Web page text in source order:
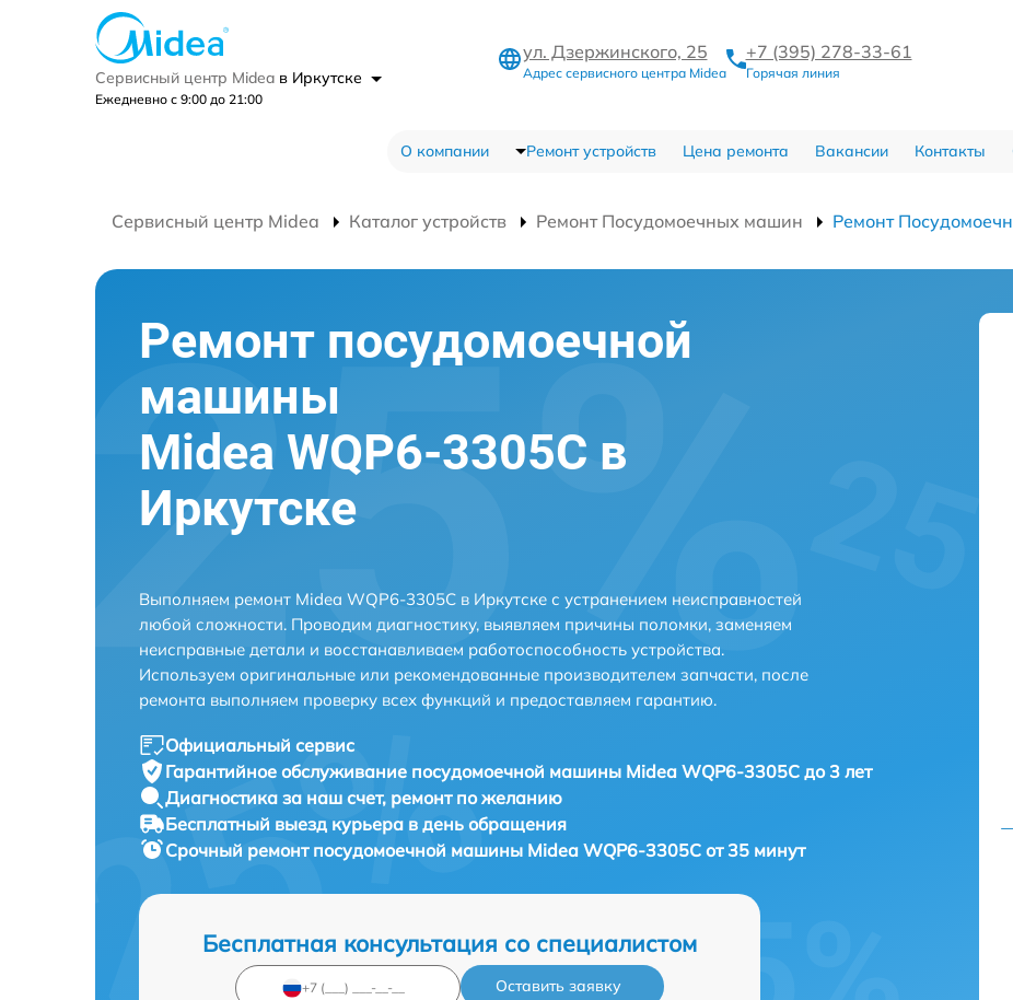
Сервисный центр Midea в Иркутске
Ежедневно с 9:00 до 21:00
ул. Дзержинского, 25
Адрес сервисного центра Midea
+7 (395) 278-33-61
Горячая линия
О компании Ремонт устройств Цена ремонта Вакансии Контакты
Сервисный центр Midea Каталог устройств Ремонт Посудомоечных машин Ремонт
Ремонт посудомоечной
машины
Midea WQP6-3305C в
Иркутске
Выполняем ремонт Midea WQP6-3305C в Иркутске с устранением неисправностей
любой сложности. Проводим диагностику, выявляем причины поломки, заменяем
неисправные детали и восстанавливаем работоспособность устройства.
Используем оригинальные или рекомендованные производителем запчасти, после
ремонта выполняем проверку всех функций и предоставляем гарантию.
Официальный сервис
Гарантийное обслуживание посудомоечной машины Midea WQP6-3305C до 3 лет
Диагностика за наш счет, ремонт по желанию
Бесплатный выезд курьера в день обращения
Срочный ремонт посудомоечной машины Midea WQP6-3305C от 35 минут
Бесплатная консультация со специалистом
Оставить заявку